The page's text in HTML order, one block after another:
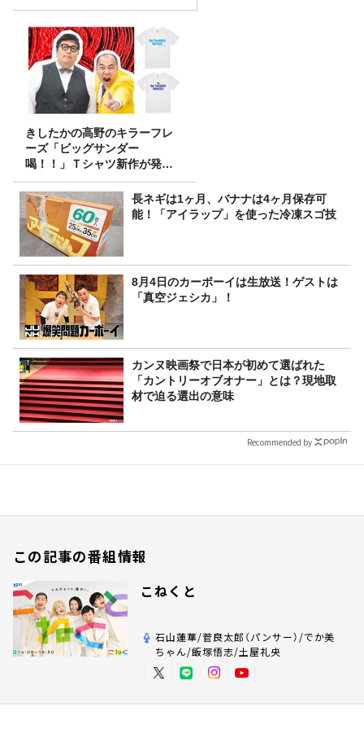
きしたかの高野のキラーフレ
ーズ「ビッグサンダー
喝！！」Ｔシャツ新作が発売
決定！
長ネギは1ヶ月、バナナは4ヶ月保存可
能！「アイラップ」を使った冷凍スゴ技
8月4日のカーボーイは生放送！ゲストは
「真空ジェシカ」！
カンヌ映画祭で日本が初めて選ばれた
「カントリーオブオナー」とは？現地取
材で迫る選出の意味
Recommended by
この記事の番組情報
こねくと
石山蓮華/菅良太郎（パンサー）/でか美
ちゃん/飯塚悟志/土屋礼央